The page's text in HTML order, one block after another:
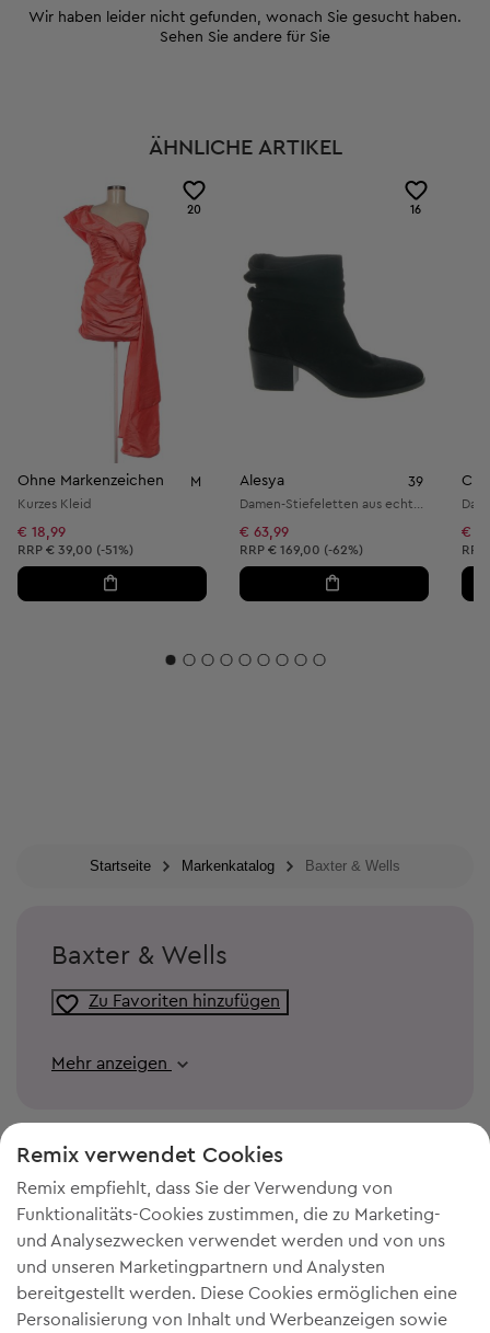
Wir haben leider nicht gefunden, wonach Sie gesucht haben.
Sehen Sie andere für Sie
ÄHNLICHE ARTIKEL
20
Ohne Markenzeichen M
Kurzes Kleid
€ 18,99
Unverbindliche Preisempfehlung:
RRP € 39,00 (-51%)
16
Alesya 39
€ 63,99
Unverbindliche Preisempfehlung:
RRP € 169,00 (-62%)
€
RRP
Startseite Markenkatalog Baxter & Wells
Baxter & Wells
Zu Favoriten hinzufügen
Mehr anzeigen
DU BRAUCHST MEHR PLATZ IN
Remix verwendet Cookies
Remix empfiehlt, dass Sie der Verwendung von
Funktionalitäts-Cookies zustimmen, die zu Marketing-
und Analysezwecken verwendet werden und von uns
und unseren Marketingpartnern und Analysten
bereitgestellt werden. Diese Cookies ermöglichen eine
Personalisierung von Inhalt und Werbeanzeigen sowie